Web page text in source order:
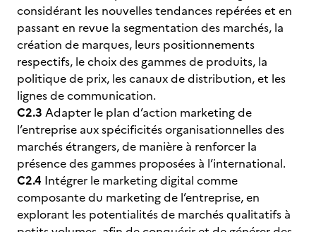
considérant les nouvelles tendances repérées et en
passant en revue la segmentation des marchés, la
création de marques, leurs positionnements
respectifs, le choix des gammes de produits, la
politique de prix, les canaux de distribution, et les
lignes de communication.
C2.3 Adapter le plan d’action marketing de
l’entreprise aux spécificités organisationnelles des
marchés étrangers, de manière à renforcer la
présence des gammes proposées à l’international.
C2.4 Intégrer le marketing digital comme
composante du marketing de l’entreprise, en
explorant les potentialités de marchés qualitatifs à